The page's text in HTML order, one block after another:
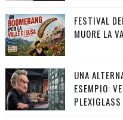
FESTIVAL
MUORE LA
UNA
ESEMPIO:
PLEXIGLASS